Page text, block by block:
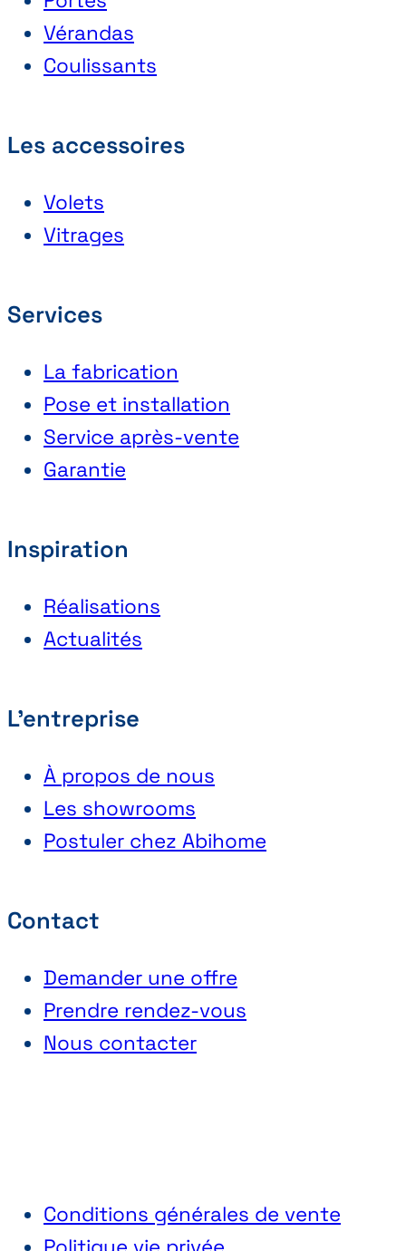
Conditions générales de vente
Vérandas
Coulissants
Les accessoires
Volets
Vitrages
Services
La fabrication
Pose et installation
Service après-vente
Garantie
Inspiration
Réalisations
Actualités
L'entreprise
À propos de nous
Les showrooms
Postuler chez Abihome
Contact
Demander une offre
Prendre rendez-vous
Nous contacter